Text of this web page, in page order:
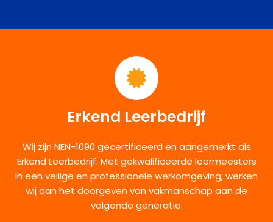
Erkend Leerbedrijf
Wij zijn NEN-1090 gecertificeerd en aangemerkt als
Erkend Leerbedrijf. Met gekwalificeerde leermeesters
in een veilige en professionele werkomgeving, werken
wij aan het doorgeven van vakmanschap aan de
volgende generatie.